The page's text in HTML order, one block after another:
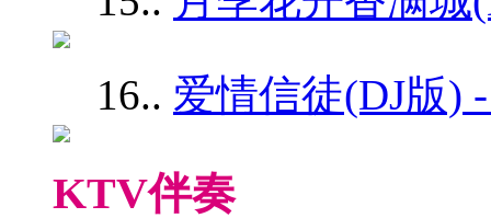
16.. 爱情信徒(DJ版)
KTV伴奏